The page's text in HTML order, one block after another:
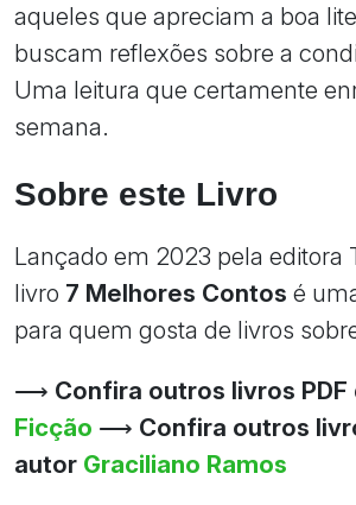
aqueles que apreciam a boa
buscam reflexões sobre a
Uma leitura que certamente
semana.
Sobre este Livro
Lançado em 2023 pela editora
livro 7 Melhores Contos é
para quem gosta de livros
⟶ Confira outros livros
Ficção ⟶ Confira outros
autor Graciliano Ramos